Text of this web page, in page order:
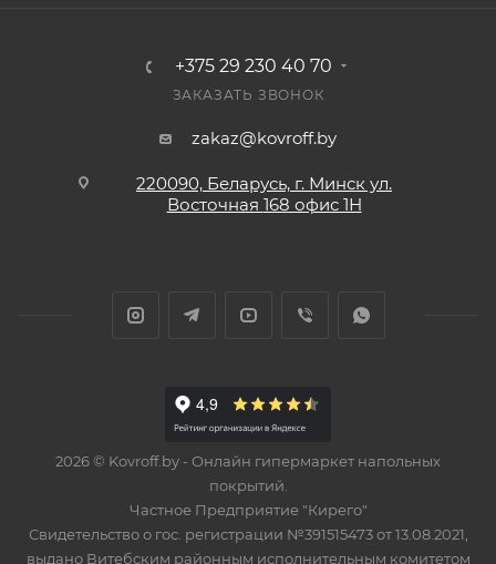
+375 29 230 40 70
ЗАКАЗАТЬ ЗВОНОК
zakaz@kovroff.by
220090, Беларусь, г. Минск ул.
Восточная 168 офис 1Н
2026 © Kovroff.by - Онлайн гипермаркет напольных
покрытий.
Частное Предприятие "Кирего"
Свидетельство о гос. регистрации №391515473 от 13.08.2021,
выдано Витебским районным исполнительным комитетом